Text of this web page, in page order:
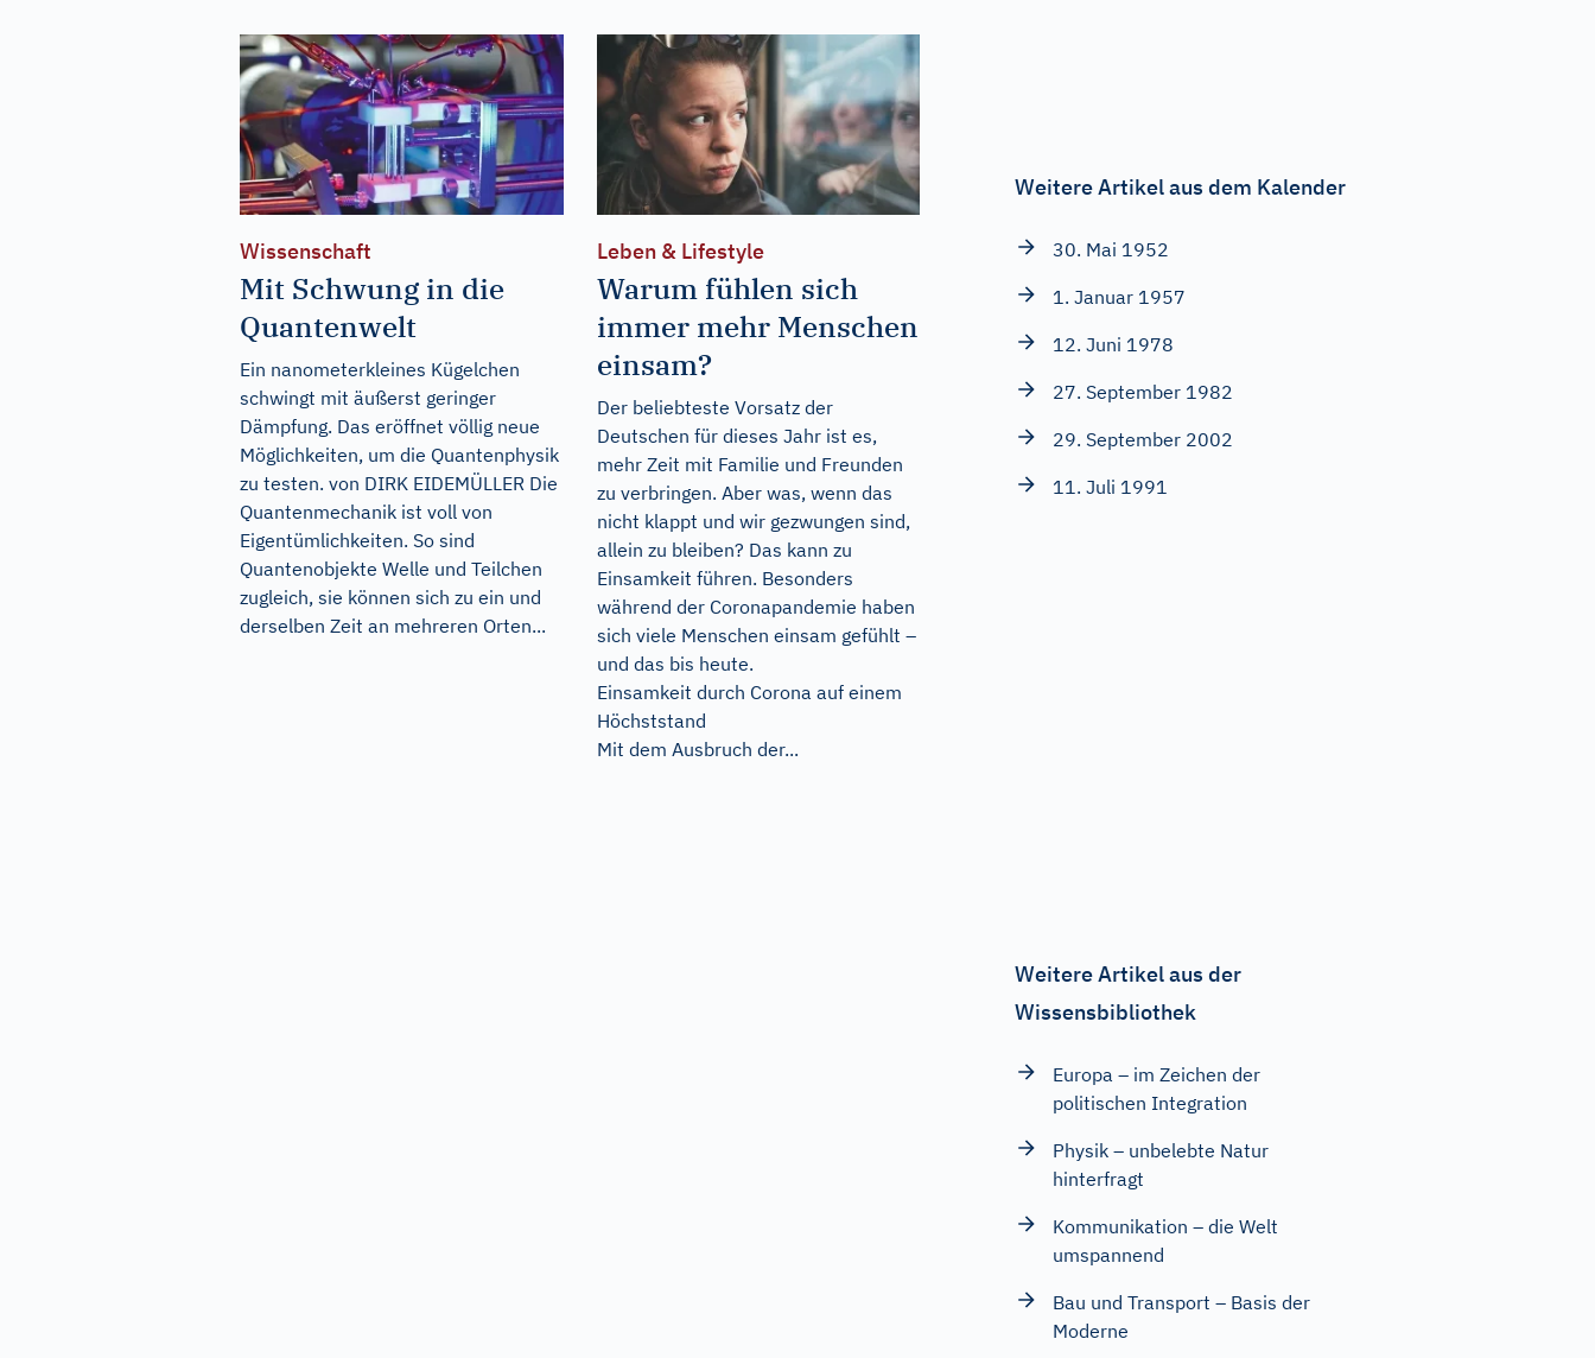
Wissenschaft
Mit Schwung in die
Quantenwelt
Ein nanometerkleines Kügelchen
schwingt mit äußerst geringer
Dämpfung. Das eröffnet völlig neue
Möglichkeiten, um die Quantenphysik
zu testen. von DIRK EIDEMÜLLER Die
Quantenmechanik ist voll von
Eigentümlichkeiten. So sind
Quantenobjekte Welle und Teilchen
zugleich, sie können sich zu ein und
derselben Zeit an mehreren Orten...
Leben & Lifestyle
Warum fühlen sich
immer mehr Menschen
einsam?
Der beliebteste Vorsatz der
Deutschen für dieses Jahr ist es,
mehr Zeit mit Familie und Freunden
zu verbringen. Aber was, wenn das
nicht klappt und wir gezwungen sind,
allein zu bleiben? Das kann zu
Einsamkeit führen. Besonders
während der Coronapandemie haben
sich viele Menschen einsam gefühlt –
und das bis heute.
Einsamkeit durch Corona auf einem
Höchststand
Mit dem Ausbruch der...
Weitere Artikel aus dem Kalender
30. Mai 1952
1. Januar 1957
12. Juni 1978
27. September 1982
29. September 2002
11. Juli 1991
Weitere Artikel aus der
Wissensbibliothek
Europa – im Zeichen der
politischen Integration
Physik – unbelebte Natur
hinterfragt
Kommunikation – die Welt
umspannend
Bau und Transport – Basis der
Moderne